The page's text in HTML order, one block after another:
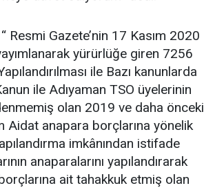
Resmi Gazete’nin 17 Kasım 2020
yürürlüğe giren 7256
ile Bazı kanunlarda
ile Adıyaman TSO üyelerinin
olan 2019 ve daha önceki
Aidat anapara borçlarına yönelik
imkânından istifade
anaparalarını yapılandırarak
ait tahakkuk etmiş olan